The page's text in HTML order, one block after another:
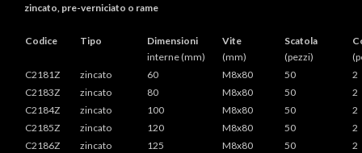
zincato, pre-verniciato o rame
Codice Tipo
Dimensioni
interne (mm)
Vite
(mm)
Scatola
(pezzi)
C2181Z
zincato 60 M8x80 50
2
C2183Z
zincato 80 M8x80 50
2
C2184Z
zincato 100 M8x80 50
2
C2185Z
zincato 120 M8x80 50
2
C2186Z
zincato 125 M8x80 50
2